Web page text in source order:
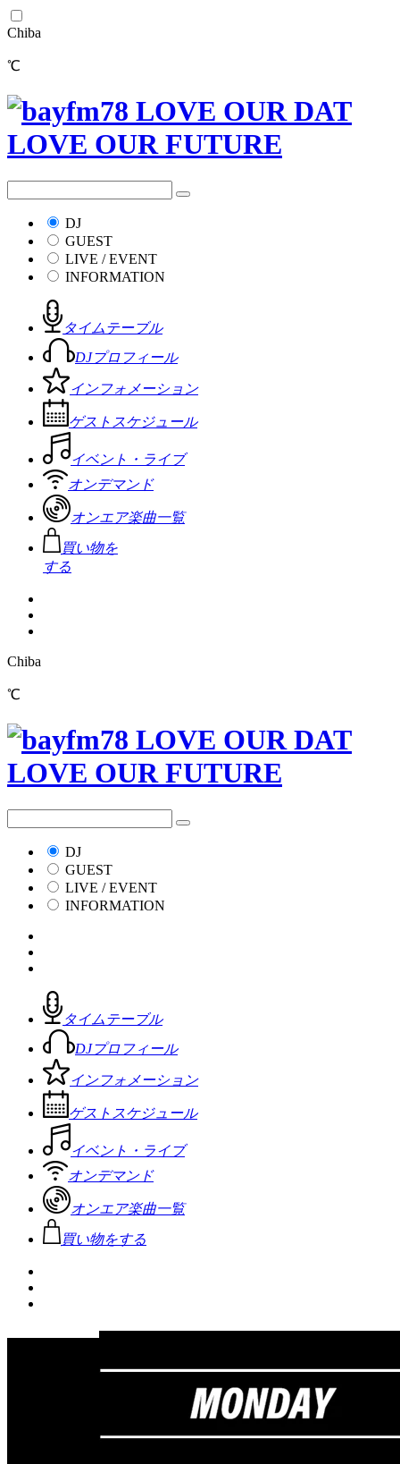
Chiba
℃
DJ
GUEST
LIVE / EVENT
INFORMATION
タイムテーブル
DJプロフィール
インフォメーション
ゲストスケジュール
イベント・ライブ
オンデマンド
オンエア楽曲一覧
買い物を
する
Chiba
℃
DJ
GUEST
LIVE / EVENT
INFORMATION
タイムテーブル
DJプロフィール
インフォメーション
ゲストスケジュール
イベント・ライブ
オンデマンド
オンエア楽曲一覧
買い物をする